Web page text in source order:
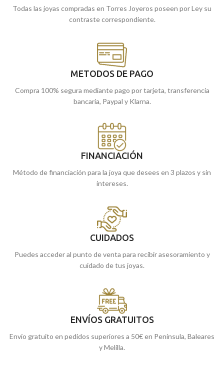
Todas las joyas compradas en Torres Joyeros poseen por Ley su
contraste correspondiente.
METODOS DE PAGO
Compra 100% segura mediante pago por tarjeta, transferencia
bancaria, Paypal y Klarna.
FINANCIACIÓN
Método de financiación para la joya que desees en 3 plazos y sin
intereses.
CUIDADOS
Puedes acceder al punto de venta para recibir asesoramiento y
cuidado de tus joyas.
ENVÍOS GRATUITOS
Envío gratuito en pedidos superiores a 50€ en Península, Baleares
y Melilla.